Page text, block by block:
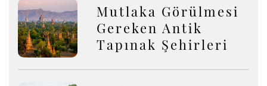
Mutlaka Görülmesi
Gereken Antik
Tapınak Şehirleri